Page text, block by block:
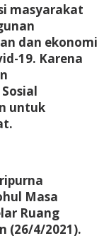
masyarakat
dan ekonomi
19. Karena
untuk
Masa
Ruang
(26/4/2021).